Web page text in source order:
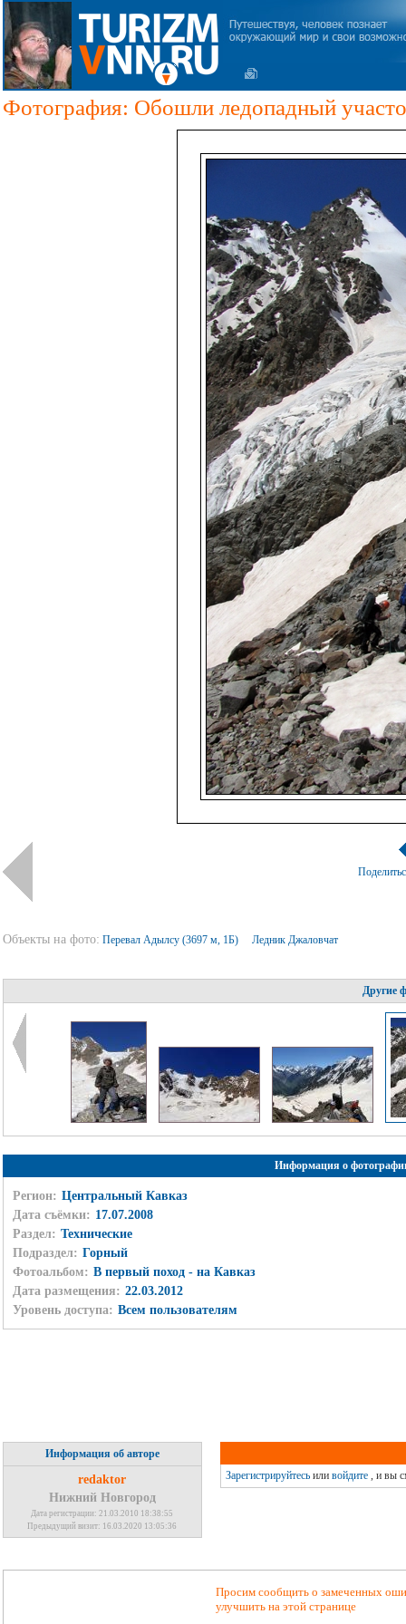
Фотография: Обошли ледопадный
Объекты на фото: Перевал Адылсу (3697 м, 1Б) Ледник Джаловчат
Другие
Информация о
Регион: Центральный Кавказ
Дата съёмки: 17.07.2008
Раздел: Технические
Подраздел: Горный
Фотоальбом: В первый поход - на Кавказ
Дата размещения: 22.03.2012
Уровень доступа: Всем пользователям
Информация об авторе
redaktor
Нижний Новгород
Дата регистрации: 21.03.2010 18:38:55
Предыдущий визит: 16.03.2020 13:05:36
Зарегистрируйтесьили войдите, и вы
Просим сообщить о замеченных
улучшить на этой странице